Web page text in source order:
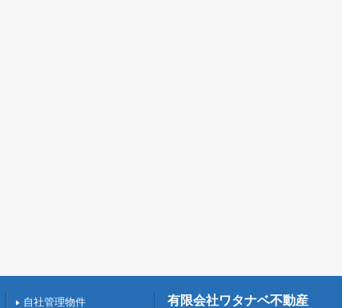
自社管理物件 有限会社ワタナベ不動産